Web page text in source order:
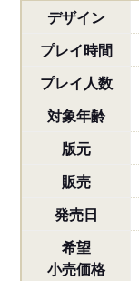
デザイン
プレイ時間
プレイ人数
対象年齢
版元
販売
発売日
希望
小売価格